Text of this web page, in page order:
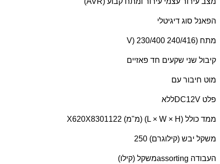
הפאנל סוג דיגיטלי
מתח (V) 230/400 240/416
קיבול שני שקעים חד פאזיים
מוט חיבור עם
פלט DC12Vללא
ממד כולל (L × W × H) (מ"מ) 1122 X620X830
משקל יבש (קילוגרם) 250
העבודה assortingמשקל (קילו)